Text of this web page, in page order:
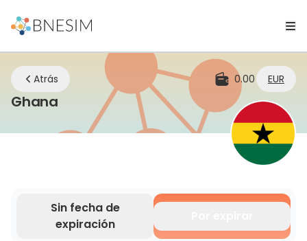
Atrás 0.00 EUR
Ghana eSIM | Mantente conectado
Sin fecha de
expiración